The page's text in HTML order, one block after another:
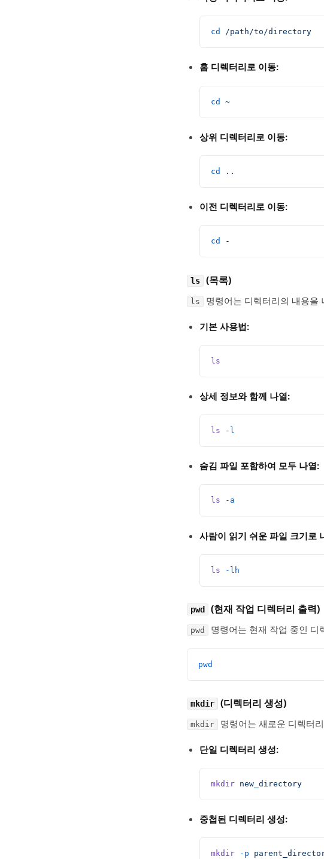
cd /path/to/directory
홈 디렉터리로 이동:
cd ~
상위 디렉터리로 이동:
cd ..
이전 디렉터리로 이동:
cd -
ls (목록)
ls 명령어는 디렉터리의 내용을
기본 사용법:
ls
상세 정보와 함께 나열:
ls -l
숨김 파일 포함하여 모두 나열:
ls -a
사람이 읽기 쉬운 파일 크기로
ls -lh
pwd (현재 작업 디렉터리 출력)
pwd 명령어는 현재 작업 중인 디
pwd
mkdir (디렉터리 생성)
mkdir 명령어는 새로운 디렉터
단일 디렉터리 생성:
mkdir new_directory
중첩된 디렉터리 생성:
mkdir -p